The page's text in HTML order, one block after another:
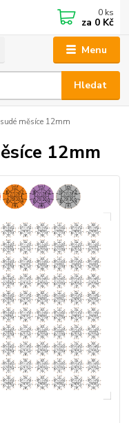
Menu
Hledat
0 ks
za 0 Kč
měsíce 12mm
12mm